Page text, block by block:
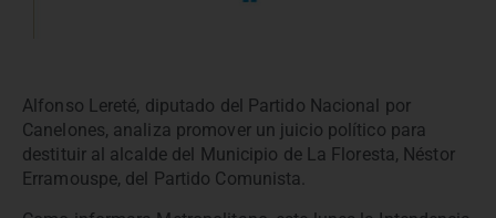
Alfonso Lereté, diputado del Partido Nacional por
Canelones, analiza promover un juicio político para
destituir al alcalde del Municipio de La Floresta, Néstor
Erramouspe, del Partido Comunista.